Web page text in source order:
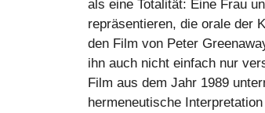
als eine Totalität: Eine Frau
repräsentieren, die orale der
den Film von Peter
ihn auch nicht einfach nur
Film aus dem Jahr 1989
hermeneutische